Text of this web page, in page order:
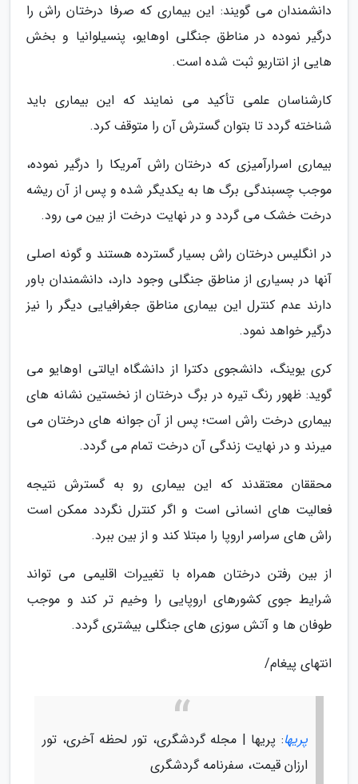
دانشمندان می گویند: این بیماری که صرفا درختان راش را
درگیر نموده در مناطق جنگلی اوهایو، پنسیلوانیا و بخش
هایی از انتاریو ثبت شده است.
کارشناسان علمی تأکید می نمایند که این بیماری باید
شناخته گردد تا بتوان گسترش آن را متوقف کرد.
بیماری اسرارآمیزی که درختان راش آمریکا را درگیر نموده،
موجب چسبندگی برگ ها به یکدیگر شده و پس از آن ریشه
درخت خشک می گردد و در نهایت درخت از بین می رود.
در انگلیس درختان راش بسیار گسترده هستند و گونه اصلی
آنها در بسیاری از مناطق جنگلی وجود دارد، دانشمندان باور
دارند عدم کنترل این بیماری مناطق جغرافیایی دیگر را نیز
درگیر خواهد نمود.
کری یوینگ، دانشجوی دکترا از دانشگاه ایالتی اوهایو می
گوید: ظهور رنگ تیره در برگ درختان از نخستین نشانه های
بیماری درخت راش است؛ پس از آن جوانه های درختان می
میرند و در نهایت زندگی آن درخت تمام می گردد.
محققان معتقدند که این بیماری رو به گسترش نتیجه
فعالیت های انسانی است و اگر کنترل نگردد ممکن است
راش های سراسر اروپا را مبتلا کند و از بین ببرد.
از بین رفتن درختان همراه با تغییرات اقلیمی می تواند
شرایط جوی کشورهای اروپایی را وخیم تر کند و موجب
طوفان ها و آتش سوزی های جنگلی بیشتری گردد.
انتهای پیغام/
پریها: پریها | مجله گردشگری، تور لحظه آخری، تور
ارزان قیمت، سفرنامه گردشگری